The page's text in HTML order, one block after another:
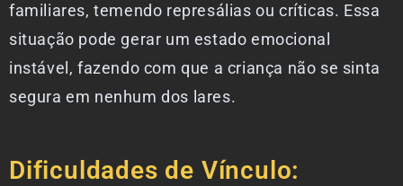
familiares, temendo represálias ou críticas. Essa
situação pode gerar um estado emocional
instável, fazendo com que a criança não se sinta
segura em nenhum dos lares.
Dificuldades de Vínculo: